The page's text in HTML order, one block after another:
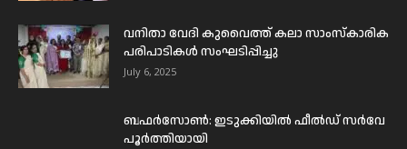
വനിതാ വേദി കുവൈത്ത് കലാ സാംസ്കാരിക
പരിപാടികൾ സംഘടിപ്പിച്ചു
July 6, 2025
ബഫര്‍സോണ്‍: ഇടുക്കിയില്‍ ഫീല്‍ഡ് സര്‍വേ
പൂര്‍ത്തിയായി